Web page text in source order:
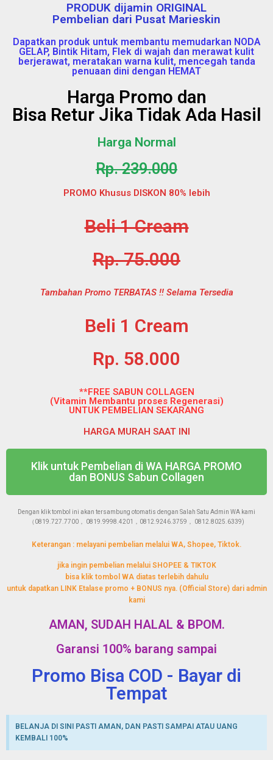
PRODUK dijamin ORIGINAL
Pembelian dari Pusat Marieskin
Dapatkan produk untuk membantu memudarkan NODA
GELAP, Bintik Hitam, Flek di wajah dan merawat kulit
berjerawat, meratakan warna kulit, mencegah tanda
penuaan dini dengan HEMAT
Harga Promo dan
Bisa Retur Jika Tidak Ada Hasil
Harga Normal
Rp. 239.000
PROMO Khusus DISKON 80% lebih
Beli 1 Cream
Rp. 75.000
Tambahan Promo TERBATAS !! Selama Tersedia
Beli 1 Cream
Rp. 58.000
**FREE SABUN COLLAGEN
(Vitamin Membantu proses Regenerasi)
UNTUK PEMBELIAN SEKARANG
HARGA MURAH SAAT INI
Klik untuk Pembelian di WA HARGA PROMO
dan BONUS Sabun Collagen
Dengan klik tombol ini akan tersambung otomatis dengan Salah Satu Admin WA kami
（0819.727.7700， 0819.9998.4201，0812.9246.3759， 0812.8025.6339)
Keterangan : melayani pembelian melalui WA, Shopee, Tiktok.
jika ingin pembelian melalui SHOPEE & TIKTOK
bisa klik tombol WA diatas terlebih dahulu
untuk dapatkan LINK Etalase promo + BONUS nya. (Official Store) dari admin
kami
AMAN, SUDAH HALAL & BPOM.
Garansi 100% barang sampai
Promo Bisa COD - Bayar di
Tempat
BELANJA DI SINI PASTI AMAN, DAN PASTI SAMPAI ATAU UANG
KEMBALI 100%